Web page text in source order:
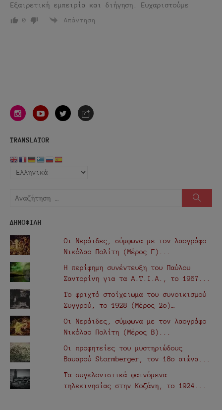
Εξαιρετική εμπειρία και διήγηση. Ευχαριστούμε
0 Απάντηση
instagramyoutube twittere-
TRANSLATOR
Αναζήτηση
ΔΗΜΟΦΙΛΗ
Οι Νεράιδες, σύμφωνα με τον λαογράφο
Νικόλαο Πολίτη (Μέρος Γ)...
Η περίφημη συνέντευξη του Παύλου
Σαντορίνη για τα Α.Τ.Ι.Α., τo 1967...
Το φριχτό στοίχειωμα του συνοικισμού
Συγγρού, το 1928 (Μέρος 2ο)…
Οι Νεράιδες, σύμφωνα με τον λαογράφο
Νικόλαο Πολίτη (Μέρος Β)...
Οι προφητείες του μυστηριώδους
Βαυαρού Stormberger, τον 18ο αιώνα...
Τα συγκλονιστικά φαινόμενα
τηλεκινησίας στην Κοζάνη, το 1924...